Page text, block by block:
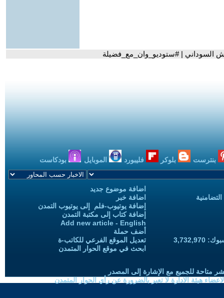
السوداني | #ستوديو_وان_مع_فضيلة
بنترست بلوكر فليبورد الموبايل بودكاست
اضافة موضوع جديد
اضافة خبر
إضافة يوتيوب-فلم إلى يوتيوب التمدن
إضافة كتاب إلى مكتبة التمدن
Add new article - English
أضف حملة
تعديل الموقع الفرعي للكاتب-ة
ابحث في موقع الحوار المتمدن
متاحة للجميع مع الإشارة إلى المصدر
هيئة الادارة لا تعبر بالضرورة عن رأي الحوار المتمدن